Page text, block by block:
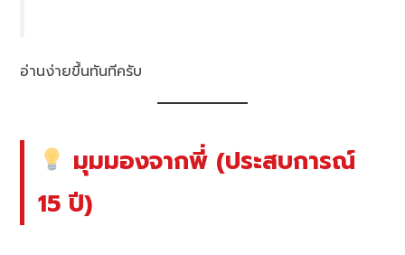
อ่านง่ายขึ้นทันทีครับ
มุมมองจากพี่ (ประสบการณ์
15 ปี)